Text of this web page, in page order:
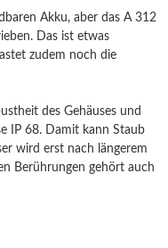
Akku, aber das A 312
Das ist etwas
zudem noch die
des Gehäuses und
IP 68. Damit kann Staub
wird erst nach längerem
Berührungen gehört auch